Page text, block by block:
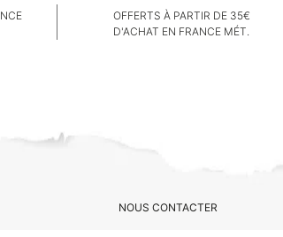
OFFERTS À PARTIR DE 35€
D'ACHAT EN FRANCE MÉT.
NOUS CONTACTER